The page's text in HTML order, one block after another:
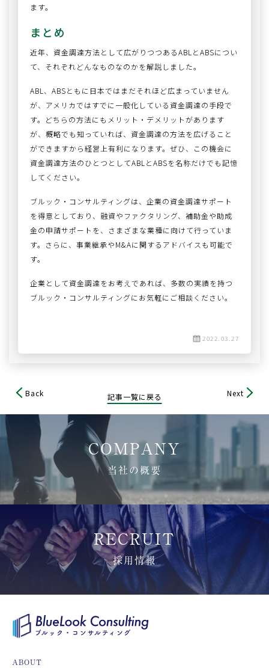
ます。
まとめ
近年、資金調達方法として広がりつつあるABLとABSについ
て、それぞれどんなものなのかを解説しました。
ABL、ABSともに日本ではまだそれほど広まっていません
が、アメリカではすでに一般化している資金調達の手段で
す。どちらの方法にもメリット・デメリットがあります
が、概略でも知っていれば、資金調達の方法を広げること
ができますから経営上有利になります。ぜひ、この機会に
資金調達方法のひとつとしてABLとABSを名称だけでも記憶
してください。
ブルック・コンサルティングは、企業の資金調達サポート
を得意としており、融資やファクタリング、補助金や助成
金の申請サポートを、さまざまな業種に向けて行っていま
す。さらに、事業継承やM&Aに関するアドバイスも可能で
す。
企業として資金調達をお考えであれば、多数の実績を持つ
ブルック・コンサルティングにお気軽にご相談ください。
2022.03.27
Back 記事一覧に戻る Next
COMPANY
当社の概要
RECRUIT
採用情報
ABOUT